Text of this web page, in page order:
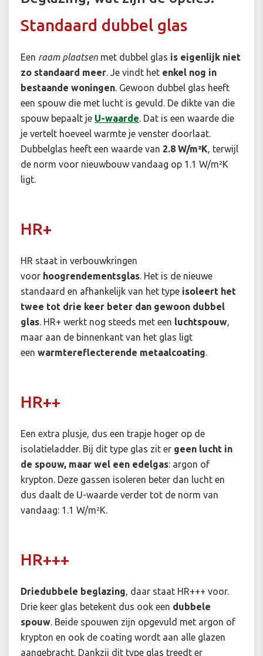
Standaard dubbel glas
Een raam plaatsen met dubbel glas is eigenlijk niet
zo standaard meer. Je vindt het enkel nog in
bestaande woningen. Gewoon dubbel glas heeft
een spouw die met lucht is gevuld. De dikte van die
spouw bepaalt je U-waarde. Dat is een waarde die
je vertelt hoeveel warmte je venster doorlaat.
Dubbelglas heeft een waarde van 2.8 W/m²K, terwijl
de norm voor nieuwbouw vandaag op 1.1 W/m²K
ligt.
HR+
HR staat in verbouwkringen
voor hoogrendementsglas. Het is de nieuwe
standaard en afhankelijk van het type isoleert het
twee tot drie keer beter dan gewoon dubbel
glas. HR+ werkt nog steeds met een luchtspouw,
maar aan de binnenkant van het glas ligt
een warmtereflecterende metaalcoating.
HR++
Een extra plusje, dus een trapje hoger op de
isolatieladder. Bij dit type glas zit er geen lucht in
de spouw, maar wel een edelgas: argon of
krypton. Deze gassen isoleren beter dan lucht en
dus daalt de U-waarde verder tot de norm van
vandaag: 1.1 W/m²K.
HR+++
Driedubbele beglazing, daar staat HR+++ voor.
Drie keer glas betekent dus ook een dubbele
spouw. Beide spouwen zijn opgevuld met argon of
krypton en ook de coating wordt aan alle glazen
aangebracht. Dankzij dit type glas treedt er